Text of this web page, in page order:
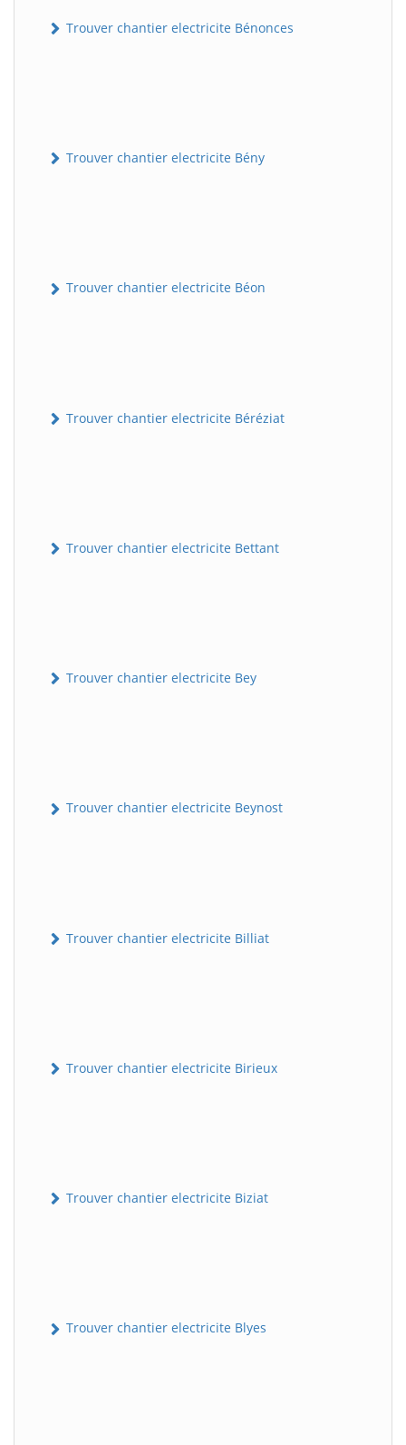
Trouver chantier electricite Bénonces
Trouver chantier electricite Bény
Trouver chantier electricite Béon
Trouver chantier electricite Béréziat
Trouver chantier electricite Bettant
Trouver chantier electricite Bey
Trouver chantier electricite Beynost
Trouver chantier electricite Billiat
Trouver chantier electricite Birieux
Trouver chantier electricite Biziat
Trouver chantier electricite Blyes